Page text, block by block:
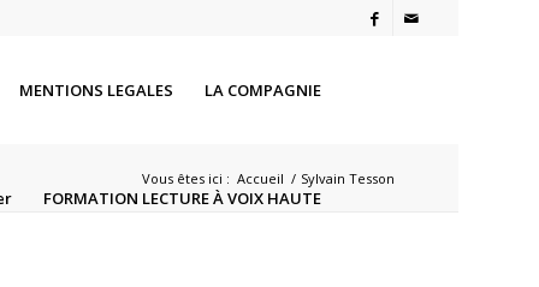
MENTIONS LEGALES LA COMPAGNIE
FORMATION LECTURE À VOIX HAUTE
Vous êtes ici : Accueil / Sylvain Tesson